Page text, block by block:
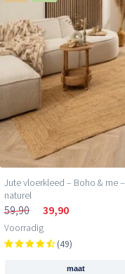
Jute vloerkleed – Boho & me –
naturel
59,90 39,90
Voorradig
(49)
maat